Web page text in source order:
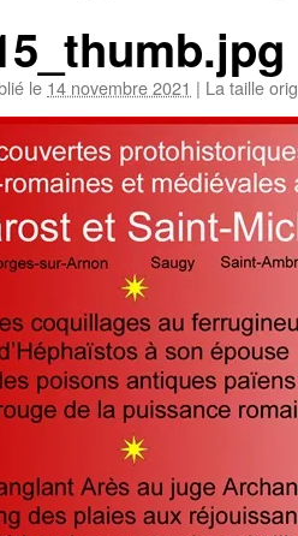
le 14 novembre 2021 | La taille